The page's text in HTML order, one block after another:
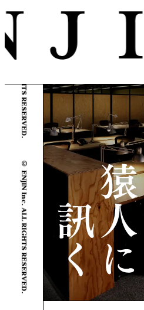
© ENJIN Inc. ALL RIGHTS RESERVED.
© ENJIN Inc. ALL RIGHTS RESERVED.